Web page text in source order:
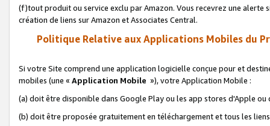
(f)tout produit ou service exclu par Amazon. Vous recevrez une alerte
création de liens sur Amazon et Associates Central.
Politique Relative aux Applications Mobiles du
Si votre Site comprend une application logicielle conçue pour et
mobiles (une « Application Mobile »), votre Application Mobile :
(a) doit être disponible dans Google Play ou les app stores d'Apple ou
(b) doit être proposée gratuitement en téléchargement et tous les